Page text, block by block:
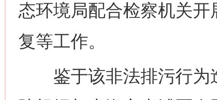
态环境局配合检察机关
复等工作。
鉴于该非法排污行为